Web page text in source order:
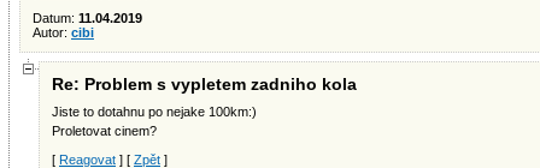
Datum: 11.04.2019
Autor: cibi
Re: Problem s vypletem zadniho kola
Jiste to dotahnu po nejake 100km:)
Proletovat cinem?
[ Reagovat ] [ Zpět ]